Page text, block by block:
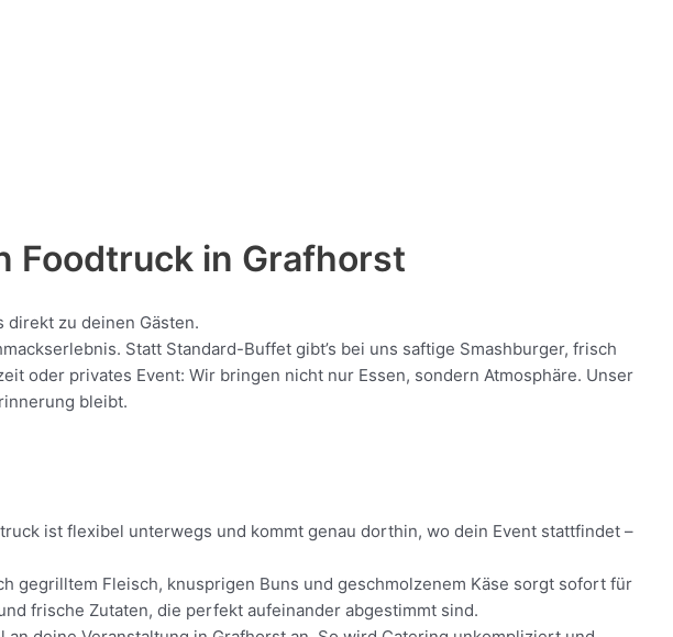
Foodtruck in Grafhorst
direkt zu deinen Gästen.
Statt Standard-Buffet gibt’s bei uns saftige Smashburger, frisch
oder privates Event: Wir bringen nicht nur Essen, sondern Atmosphäre. Unser
bleibt.
ist flexibel unterwegs und kommt genau dorthin, wo dein Event stattfindet –
gegrilltem Fleisch, knusprigen Buns und geschmolzenem Käse sorgt sofort für
frische Zutaten, die perfekt aufeinander abgestimmt sind.